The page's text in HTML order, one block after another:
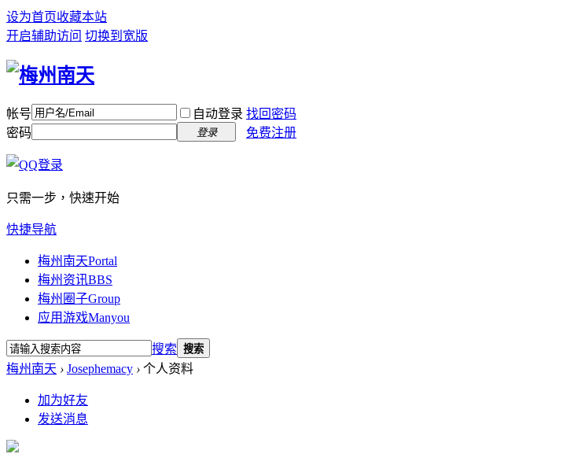
设为首页收藏本站
开启辅助访问 切换到宽版
帐号 自动登录 找回密码
密码
登录 免费注册
只需一步，快速开始
快捷导航
梅州南天Portal
梅州资讯BBS
梅州圈子Group
应用游戏Manyou
搜索 搜索
梅州南天 › Josephemacy › 个人资料
加为好友
发送消息